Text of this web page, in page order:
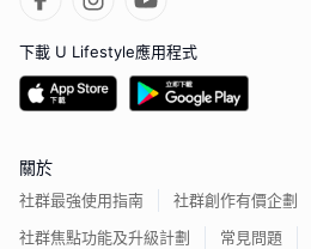
下載 U Lifestyle應用程式
關於
社群最強使用指南
社群創作有價企劃
社群焦點功能及升級計劃
常見問題